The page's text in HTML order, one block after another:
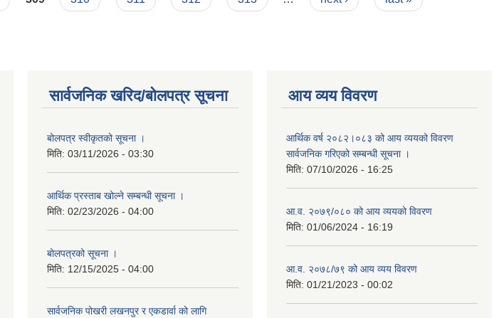
सार्वजनिक खरिद/बोलपत्र सूचना
बोलपत्र स्वीकृतको सूचना ।
मिति: 03/11/2026 - 03:30
आर्थिक प्रस्ताब खोल्ने सम्बन्धी सूचना ।
मिति: 02/23/2026 - 04:00
बोलपत्रको सूचना ।
मिति: 12/15/2025 - 04:00
सार्वजनिक पोखरी लखनपुर र एकडार्वा को लागि
आय व्यय विवरण
आर्थिक वर्ष २०८२।०८३ को आय व्ययको विवरण
सार्वजनिक गरिएको सम्बन्धी सूचना ।
मिति: 07/10/2026 - 16:25
आ.व. २०७९/०८० को आय व्ययको विवरण
मिति: 01/06/2024 - 16:19
आ.व. २०७८/७९ को आय व्यय विवरण
मिति: 01/21/2023 - 00:02